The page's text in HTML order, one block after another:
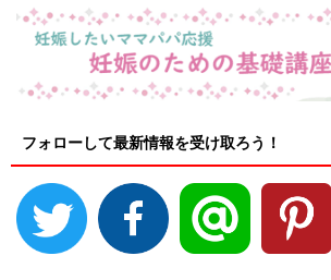
フォローして最新情報を受け取ろう！